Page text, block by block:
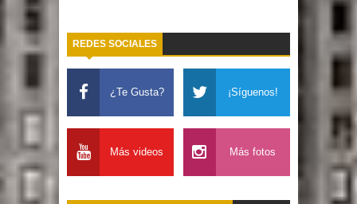
REDES SOCIALES
¿Te Gusta? ¡Síguenos!
Más videos Más fotos